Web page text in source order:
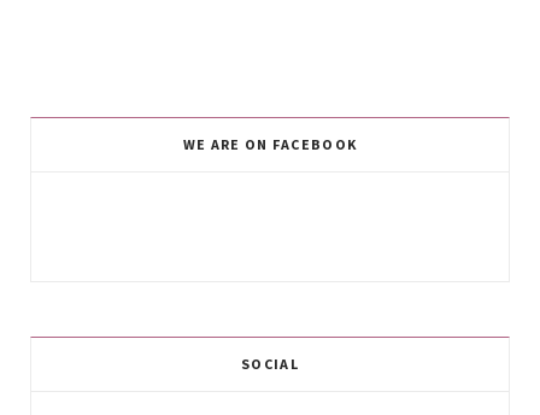
WE ARE ON FACEBOOK
SOCIAL